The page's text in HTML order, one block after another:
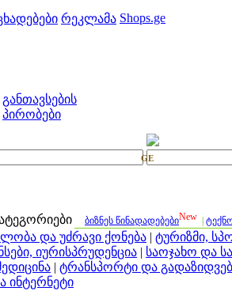
რეკლამა Shops.ge
განთავსების
პირობები
GE
ბიზნეს წინადადებებიNew
და უძრავი ქონება | ტურიზმი,
იურისპრუდენცია | საოჯახო და
| ტრანსპორტი და
ინტერნეტი